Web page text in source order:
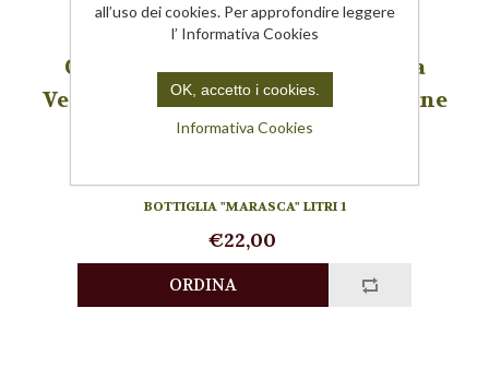
Condimento a base di Olio Extra
Vergine di Oliva Taggiasca e Limone
BOTTIGLIA "MARASCA" LITRI 1
€22,00
all’uso dei cookies. Per approfondire leggere
l’ Informativa Cookies
OK, accetto i cookies.
Informativa Cookies